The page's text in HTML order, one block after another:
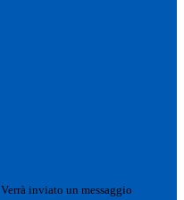
Verrà inviato un messaggio